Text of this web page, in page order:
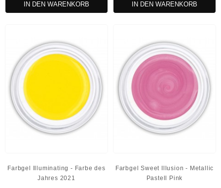
IN DEN WARENKORB IN DEN WARENKORB
Farbgel Illuminating - Farbe des
Jahres 2021
Farbgel Sweet Illusion - Metallic
Pastell Pink